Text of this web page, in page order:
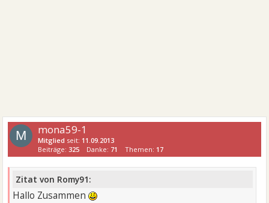
M mona59-1
Mitglied seit: 11.09.2013
Beiträge:325 Danke: 71 Themen: 17
Zitat von Romy91:
Hallo Zusammen